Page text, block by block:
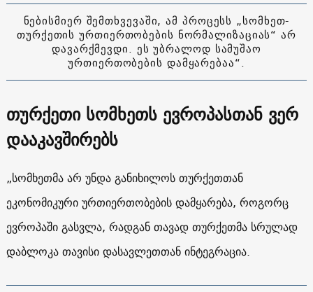
ნებისმიერ შემთხვევაში, ამ პროცესს „სომხეთ-
თურქეთის ურთიერთობების ნორმალიზაციას“ არ
დავარქმევდი. ეს უბრალოდ სამუშაო
ურთიერთობების დამყარებაა“.
თურქეთი სომხეთს ევროპასთან ვერ
დააკავშირებს
„სომხეთმა არ უნდა განიხილოს თურქეთთან
ეკონომიკური ურთიერთობების დამყარება, როგორც
ევროპაში გასვლა, რადგან თავად თურქეთმა სრულად
დაბლოკა თავისი დასავლეთთან ინტეგრაცია.